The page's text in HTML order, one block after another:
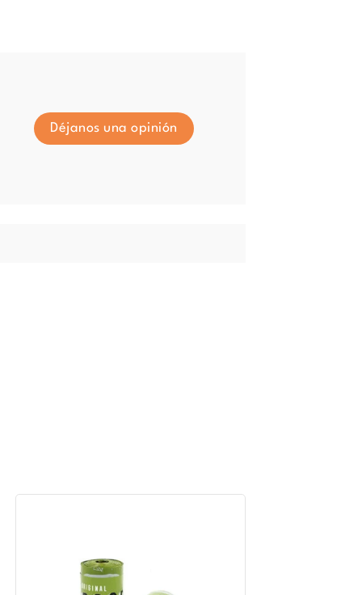
Déjanos una opinión